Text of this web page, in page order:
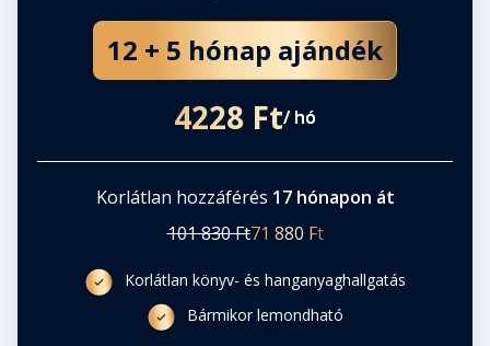
35. fejezet
Fejezet hossza: 00:14:40
36. fejezet
Fejezet hossza: 00:09:05
12 + 5 hónap ajándék
4228 Ft/ hó
Korlátlan hozzáférés 17 hónapon át
101 830 Ft71 880 Ft
Korlátlan könyv- és hanganyaghallgatás
Bármikor lemondható